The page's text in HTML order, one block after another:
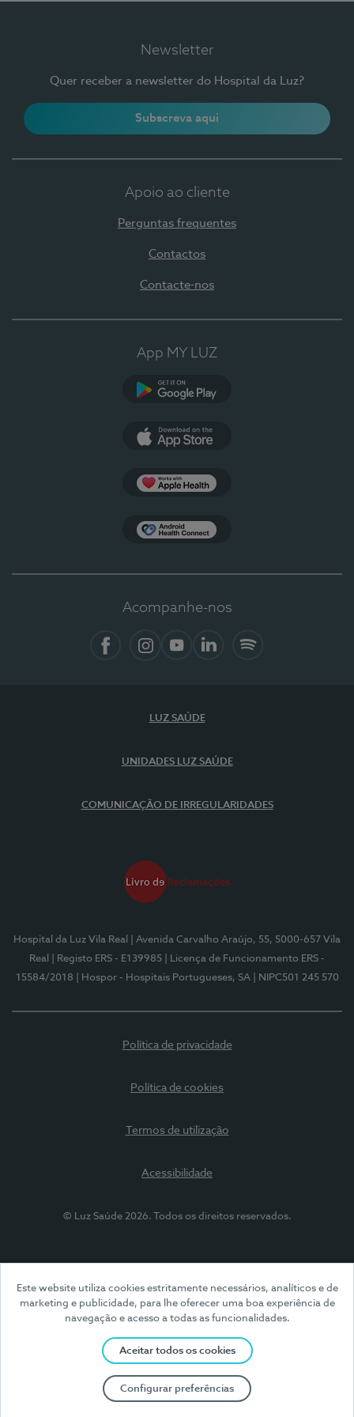
Este website utiliza cookies estritamente necessários, analíticos e de
marketing e publicidade, para lhe oferecer uma boa experiência de
navegação e acesso a todas as funcionalidades.
Aceitar todos os cookies
Configurar preferências
Newsletter
Quer receber a newsletter do Hospital da Luz?
Subscreva aqui
Apoio ao cliente
Perguntas frequentes
Contactos
Contacte-nos
App MY LUZ
Acompanhe-nos
LUZ SAÚDE
UNIDADES LUZ SAÚDE
COMUNICAÇÃO DE IRREGULARIDADES
Hospital da Luz Vila Real
| Avenida Carvalho Araújo, 55, 5000-657 Vila
Real
| Registo ERS - E139985
| Licença de Funcionamento ERS -
15584/2018
| Hospor - Hospitais Portugueses, SA | NIPC501 245 570
Política de privacidade
Política de cookies
Termos de utilização
Acessibilidade
© Luz Saúde 2026. Todos os direitos reservados.